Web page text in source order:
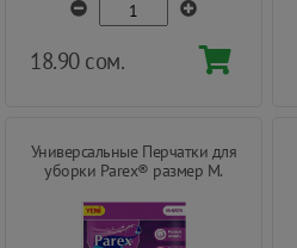
18.90 сом.
Универсальные Перчатки для
уборки Parex® размер М.